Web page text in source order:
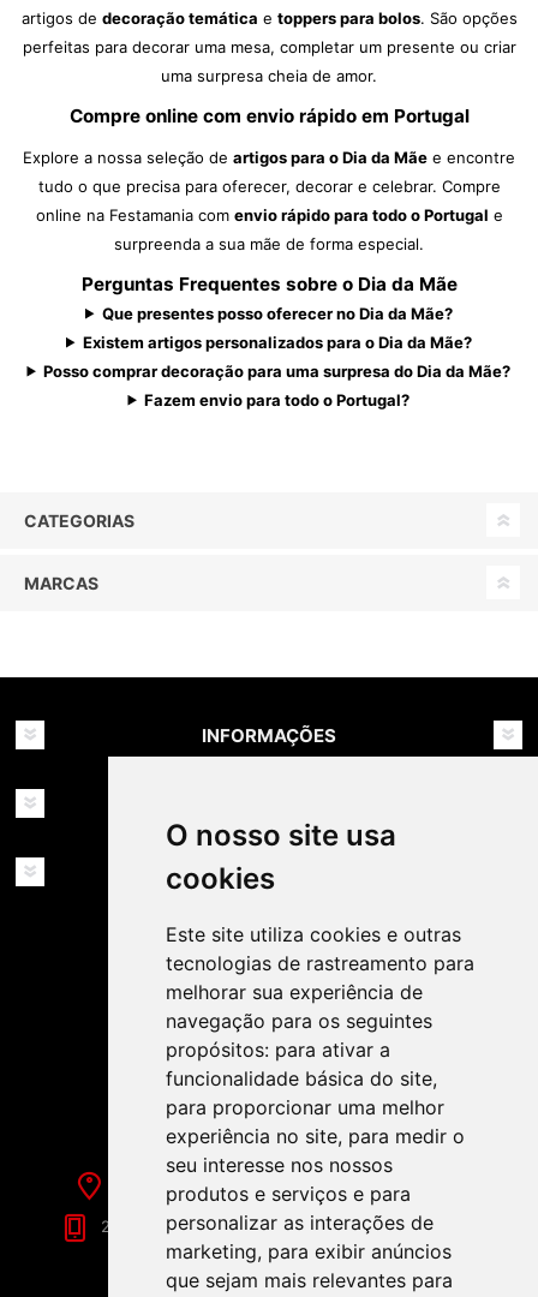
O nosso site usa
cookies
Este site utiliza cookies e outras
tecnologias de rastreamento para
melhorar sua experiência de
navegação para os seguintes
propósitos: para ativar a
funcionalidade básica do site,
para proporcionar uma melhor
experiência no site, para medir o
seu interesse nos nossos
produtos e serviços e para
personalizar as interações de
marketing, para exibir anúncios
que sejam mais relevantes para
artigos de decoração temática e toppers para bolos. São opções
perfeitas para decorar uma mesa, completar um presente ou criar
uma surpresa cheia de amor.
Compre online com envio rápido em Portugal
Explore a nossa seleção de artigos para o Dia da Mãe e encontre
tudo o que precisa para oferecer, decorar e celebrar. Compre
online na Festamania com envio rápido para todo o Portugal e
surpreenda a sua mãe de forma especial.
Perguntas Frequentes sobre o Dia da Mãe
Que presentes posso oferecer no Dia da Mãe?
Existem artigos personalizados para o Dia da Mãe?
Posso comprar decoração para uma surpresa do Dia da Mãe?
Fazem envio para todo o Portugal?
CATEGORIAS
MARCAS
INFORMAÇÕES
SERVIÇOS
SIGA-NOS NAS REDES SOCIAIS!
Rua de Évora, 70-C - Reguengos de Monsaraz
266 040 688 (Chamada para a Rede Fixa Nacional)